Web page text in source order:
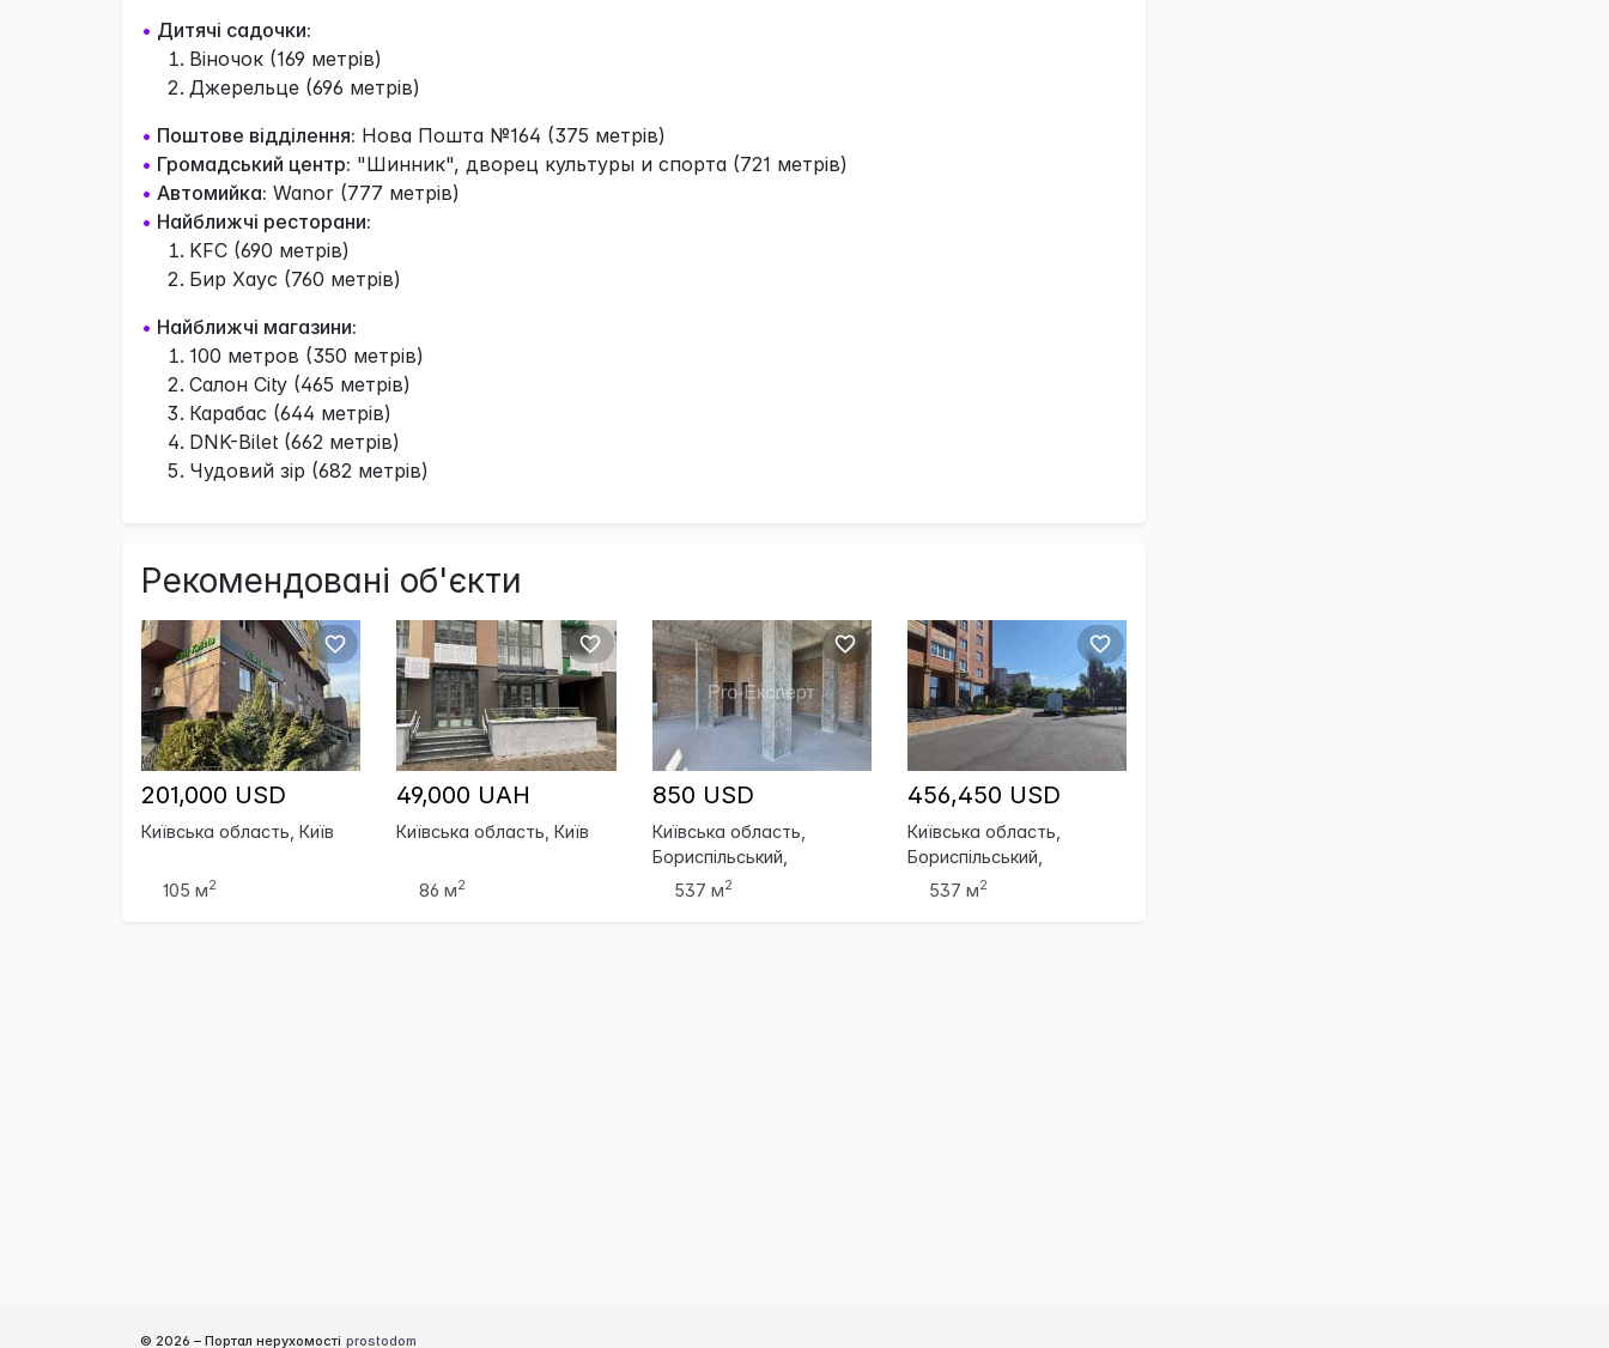
• Дитячі садочки:
Віночок (169 метрів)
Джерельце (696 метрів)
• Поштове відділення: Нова Пошта №164 (375 метрів)
• Громадський центр: "Шинник", дворец культуры и спорта (721 метрів)
• Автомийка: Wanor (777 метрів)
• Найближчі ресторани:
KFC (690 метрів)
Бир Хаус (760 метрів)
• Найближчі магазини:
100 метров (350 метрів)
Салон City (465 метрів)
Карабас (644 метрів)
DNK-Bilet (662 метрів)
Чудовий зір (682 метрів)
Рекомендовані об'єкти
201,000 USD
Київська область, Київ
105 м2
49,000 UAH
Київська область, Київ
86 м2
850 USD
Київська область,
Бориспільський,
Бориспіль
537 м2
456,450 USD
Київська область,
Бориспільський,
Бориспіль
537 м2
© 2026 – Портал нерухомості prostodom